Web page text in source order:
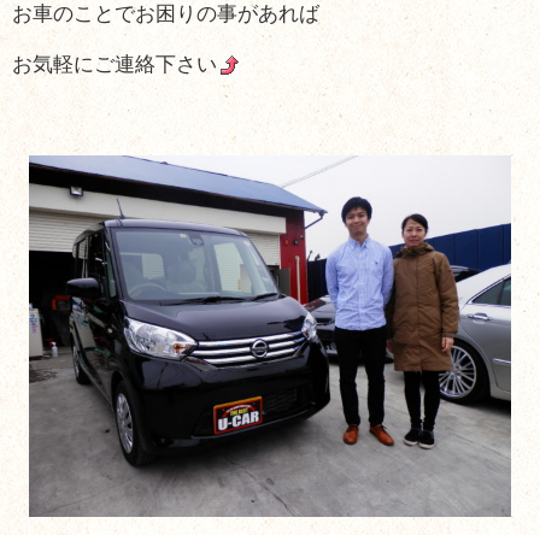
お車のことでお困りの事があれば
お気軽にご連絡下さい